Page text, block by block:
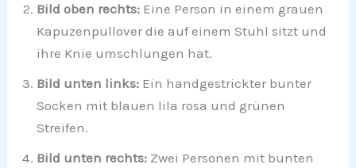
Bild oben rechts: Eine Person in einem grauen
Kapuzenpullover die auf einem Stuhl sitzt und
ihre Knie umschlungen hat.
Bild unten links: Ein handgestrickter bunter
Socken mit blauen lila rosa und grünen
Streifen.
Bild unten rechts: Zwei Personen mit bunten